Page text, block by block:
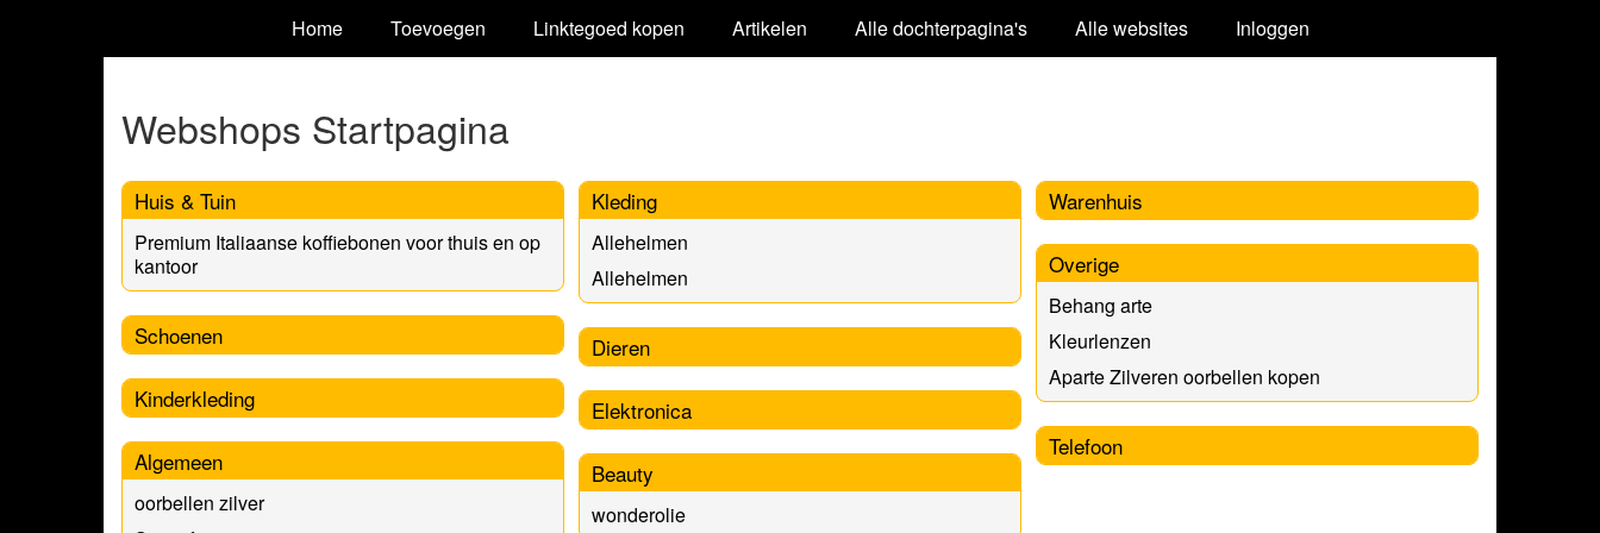
Home Toevoegen Linktegoed kopen Artikelen Alle dochterpagina's Alle websites Inloggen
Webshops Startpagina
Huis & Tuin
Premium Italiaanse koffiebonen voor thuis en op
kantoor
Schoenen
Kinderkleding
Algemeen
oorbellen zilver
Kleding
Allehelmen
Allehelmen
Dieren
Elektronica
Beauty
wonderolie
Warenhuis
Overige
Behang arte
Kleurlenzen
Aparte Zilveren oorbellen kopen
Telefoon